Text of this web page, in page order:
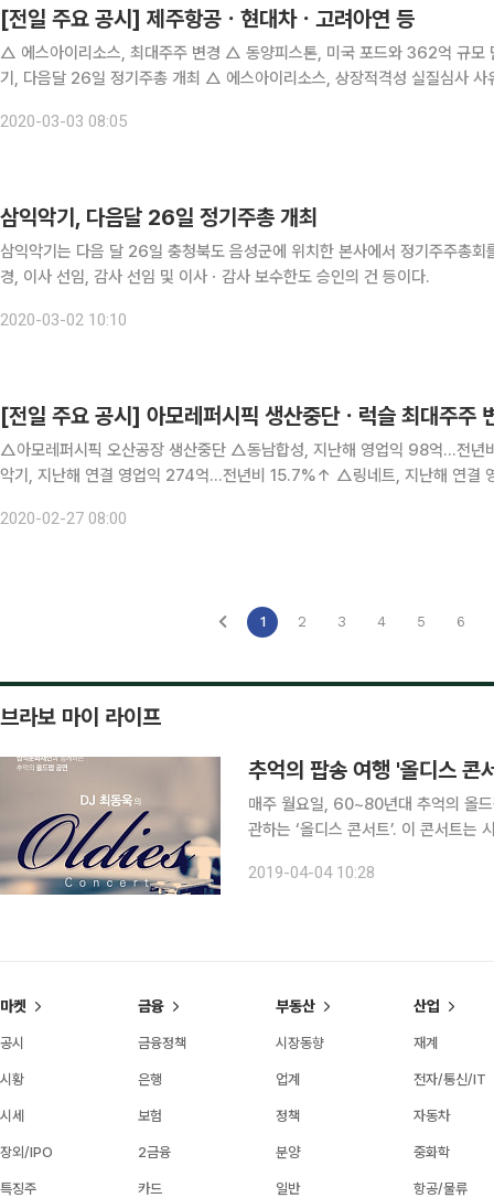
[전일 주요 공시] 제주항공ㆍ현대차ㆍ고려아연 등
△ 에스아이리소스, 최대주주 변경 △ 동양피스톤, 미국 포드와 362억 규
기, 다음달 26일 정기주총 개최 △ 에스아이리소스, 상장적격성 실질심사
2020-03-03 08:05
삼익악기, 다음달 26일 정기주총 개최
삼익악기는 다음 달 26일 충청북도 음성군에 위치한 본사에서 정기주주총
경, 이사 선임, 감사 선임 및 이사ㆍ감사 보수한도 승인의 건 등이다.
2020-03-02 10:10
[전일 주요 공시] 아모레퍼시픽 생산중단ㆍ럭슬 최대주주
△아모레퍼시픽 오산공장 생산중단 △동남합성, 지난해 영업익 98억...
악기, 지난해 연결 영업익 274억...전년비 15.7%↑ △링네트, 지난해 연
2020-02-27 08:00
1 2 3 4 5 6
브라보 마이 라이프
추억의 팝송 여행 '올디스 콘
매주 월요일, 60~80년대 추억의 올
관하는 ‘올디스 콘서트’. 이 콘서트는 시니어를 대상으로 한 음악 감상 공연으로, 종로2가 ‘문화공간
을 맡고 있다. 그가 보유한 수많은 팝
2019-04-04 10:28
마켓
공시
시황
시세
장외/IPO
특징주
금융
금융정책
은행
보험
2금융
카드
부동산
시장동향
업계
정책
분양
일반
산업
재계
전자/통신/IT
자동차
중화학
항공/물류